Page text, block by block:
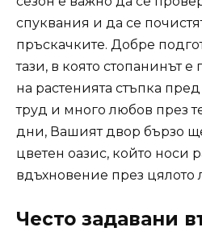
спуквания и да се
пръскачките. Добре
тази, в която стопанинът
на растенията стъпка
труд и много любов през
дни, Вашият двор бързо
цветен оазис, който носи
вдъхновение през цялото
Често задавани